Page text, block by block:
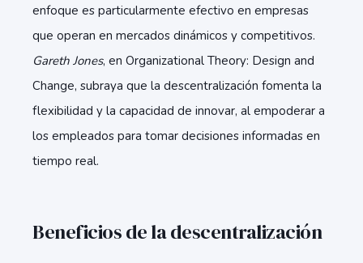
enfoque es particularmente efectivo en empresas
que operan en mercados dinámicos y competitivos.
Gareth Jones, en Organizational Theory: Design and
Change, subraya que la descentralización fomenta la
flexibilidad y la capacidad de innovar, al empoderar a
los empleados para tomar decisiones informadas en
tiempo real.
Beneficios de la descentralización